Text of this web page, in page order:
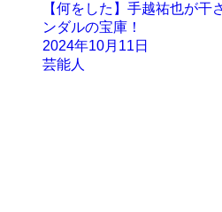
【何をした】手越祐也が干
ンダルの宝庫！
2024年10月11日
芸能人